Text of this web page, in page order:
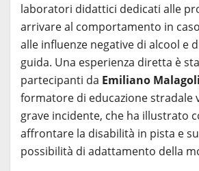
laboratori didattici dedicati alle
arrivare al comportamento in
alle influenze negative di alcool e
guida. Una esperienza diretta è
partecipanti da Emiliano Malagoli
formatore di educazione stradale
grave incidente, che ha illustrato
affrontare la disabilità in pista e
possibilità di adattamento della